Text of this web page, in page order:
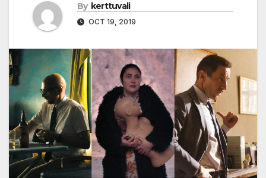
By kerttuvali
OCT 19, 2019